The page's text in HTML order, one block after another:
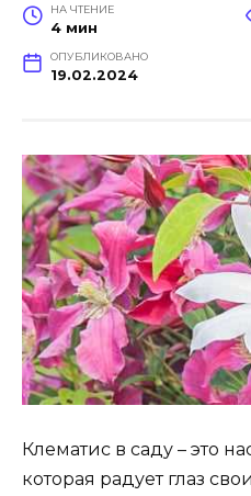
НА ЧТЕНИЕ
4 мин
ОПУБЛИКОВАНО
19.02.2024
Клематис в саду – это
которая радует глаз